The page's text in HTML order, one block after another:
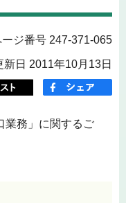
ージ番号 247-371-065
新日 2011年10月13日
務」に関するご